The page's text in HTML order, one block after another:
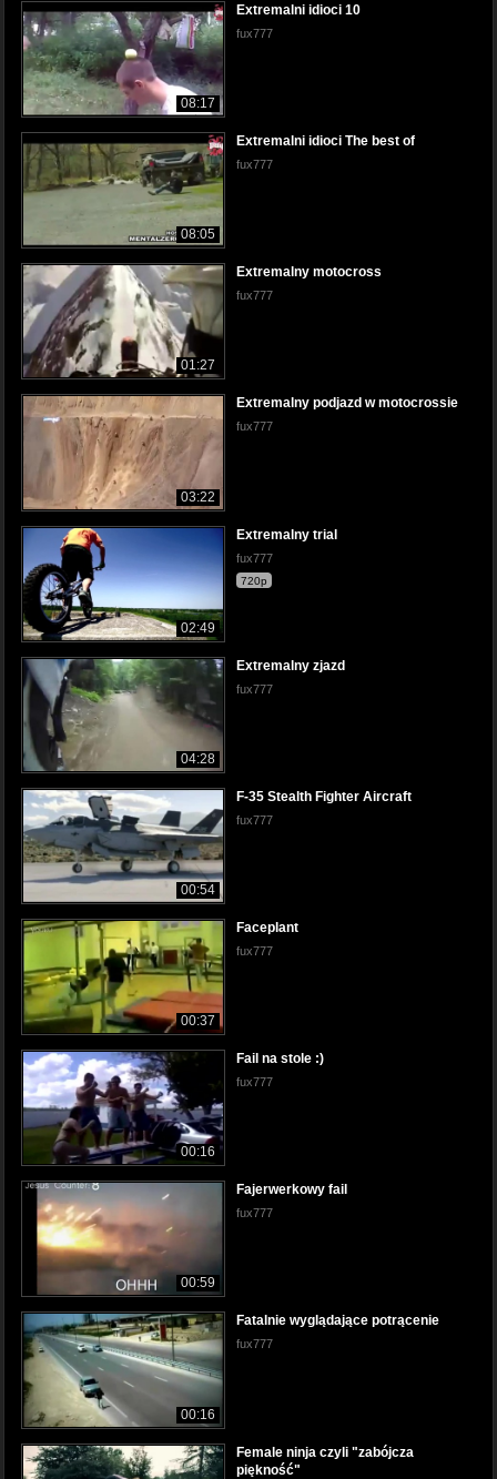
08:17
Extremalni idioci 10
fux777
08:05
Extremalni idioci The best of
fux777
01:27
Extremalny motocross
fux777
03:22
Extremalny podjazd w motocrossie
fux777
02:49
Extremalny trial
fux777
720p
04:28
Extremalny zjazd
fux777
00:54
F-35 Stealth Fighter Aircraft
fux777
00:37
Faceplant
fux777
00:16
Fail na stole :)
fux777
00:59
Fajerwerkowy fail
fux777
00:16
Fatalnie wyglądające potrącenie
fux777
Female ninja czyli "zabójcza
piękność"